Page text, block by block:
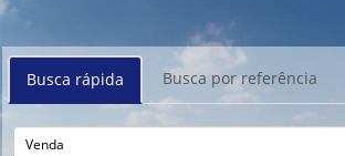
Busca rápida Busca por referência
Venda